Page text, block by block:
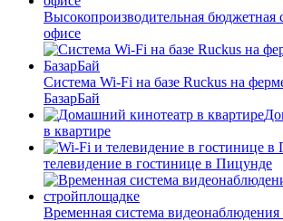
Высокопроизводительная бюджетная
офисе
Система Wi-Fi на базе Ruckus на
БазарБай
в квартире
телевидение в гостинице в Пицунде
Временная система